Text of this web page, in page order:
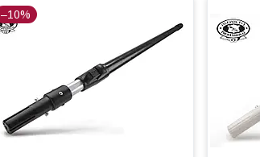
–10%